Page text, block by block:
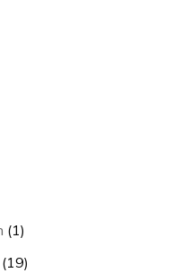
11
vare
1919